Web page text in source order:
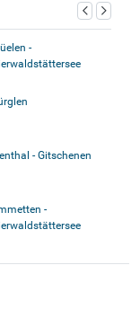
-
- Gitschenen
-